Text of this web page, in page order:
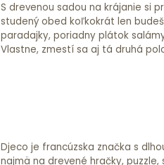
S drevenou sadou na krájanie si
studený obed koľkokrát len
paradajky, poriadny plátok
Vlastne, zmestí sa aj tá druhá
dreveným nožom na drevenej
suchým zipsom. Obsah: doska na
saláma, koláčik Odporúčaný vek:
Djeco je francúzska značka s
najmä na drevené hračky,